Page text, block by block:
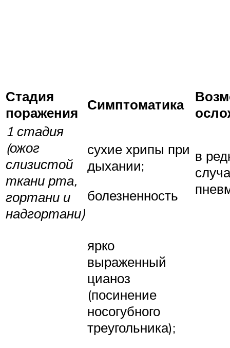
Стадия
поражения
Симптоматика
1 стадия
(ожог
слизистой
ткани рта,
гортани и
надгортани)
сухие хрипы при
дыхании;
болезненность
в
ярко
выраженный
цианоз
(посинение
носогубного
треугольника);